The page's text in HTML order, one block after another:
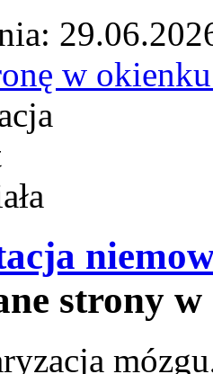
w
strony